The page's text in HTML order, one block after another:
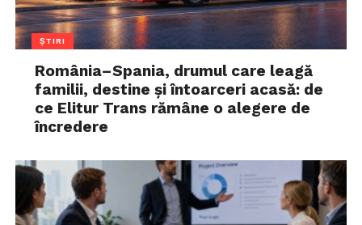
ȘTIRI
România–Spania, drumul care leagă
familii, destine și întoarceri acasă: de
ce Elitur Trans rămâne o alegere de
încredere